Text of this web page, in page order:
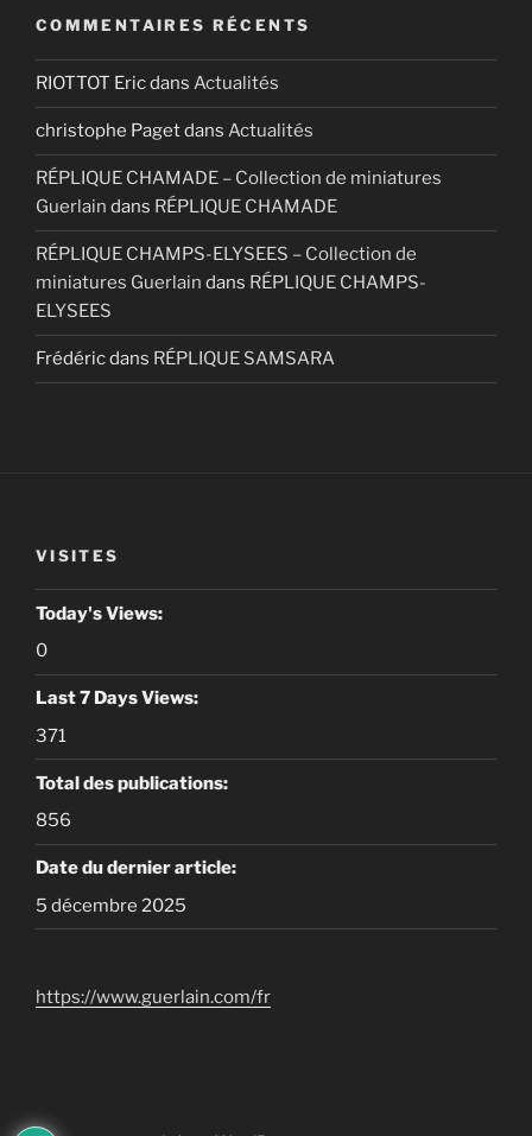
COMMENTAIRES RÉCENTS
RIOTTOT Ericdans Actualités
christophe Pagetdans Actualités
RÉPLIQUE CHAMADE – Collection de miniatures
Guerlain dans RÉPLIQUE CHAMADE
RÉPLIQUE CHAMPS-ELYSEES – Collection de
miniatures Guerlain dans RÉPLIQUE CHAMPS-
ELYSEES
Frédéricdans RÉPLIQUE SAMSARA
VISITES
Today's Views:
0
Last 7 Days Views:
371
Total des publications:
856
Date du dernier article:
5 décembre 2025
https://www.guerlain.com/fr